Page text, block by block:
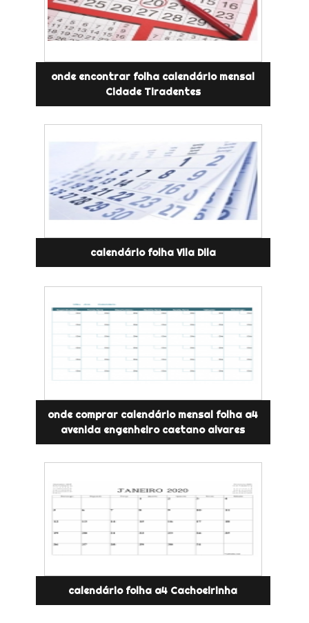
onde encontrar folha calendário mensal
Cidade Tiradentes
calendário folha Vila Dila
onde comprar calendário mensal folha a4
avenida engenheiro caetano alvares
calendário folha a4 Cachoeirinha